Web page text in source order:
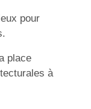
pour
place
à